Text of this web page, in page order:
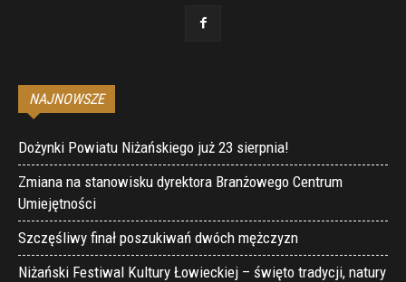
NAJNOWSZE
Dożynki Powiatu Niżańskiego już 23 sierpnia!
Zmiana na stanowisku dyrektora Branżowego Centrum
Umiejętności
Szczęśliwy finał poszukiwań dwóch mężczyzn
Niżański Festiwal Kultury Łowieckiej – święto tradycji, natury